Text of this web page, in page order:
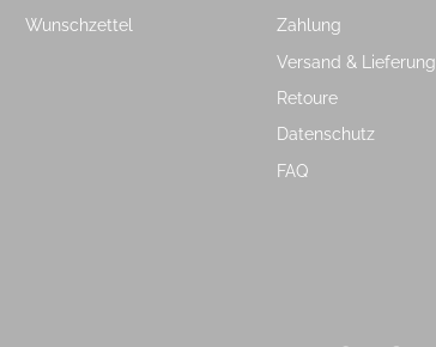
Wunschzettel
Zahlung
Versand & Lieferung
Retoure
Datenschutz
FAQ